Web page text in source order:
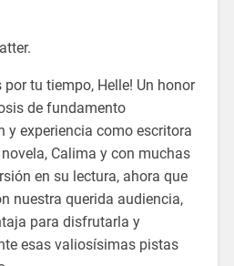
tu tiempo, Helle! Un honor
de fundamento
y experiencia como escritora
Calima y con muchas
en su lectura, ahora que
nuestra querida audiencia,
para disfrutarla y
esas valiosísimas pistas